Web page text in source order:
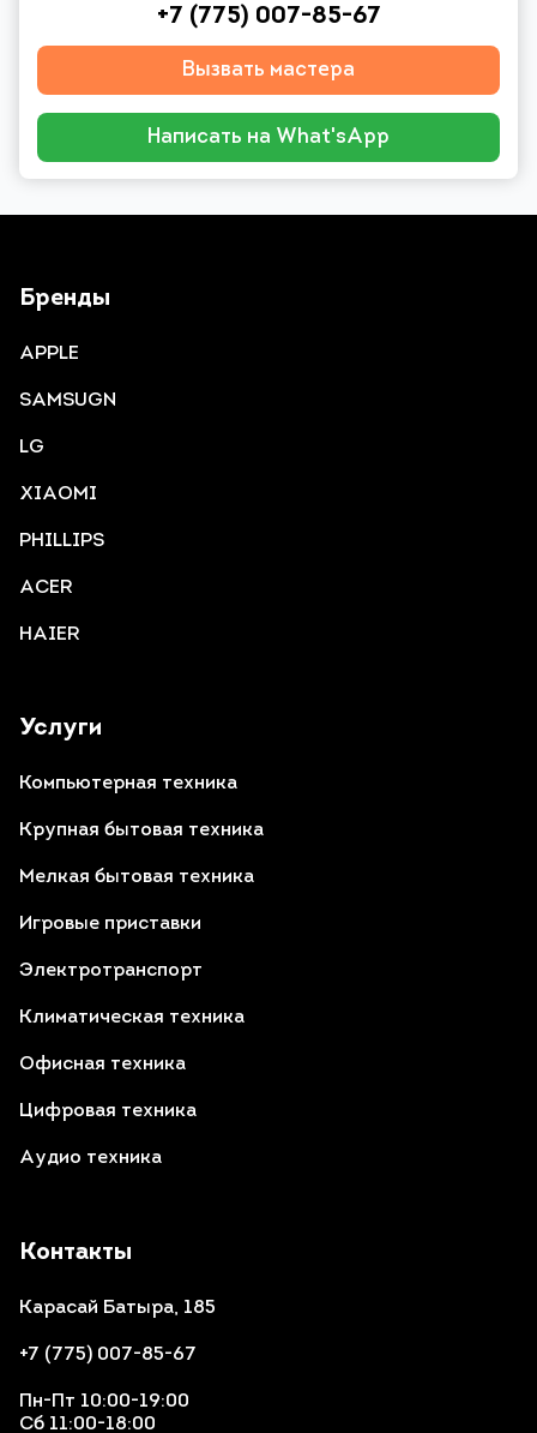
+7 (775) 007-85-67
Вызвать мастера
Написать на What'sApp
Контакты
Карасай Батыра, 185
+7 (775) 007-85-67
Пн-Пт 10:00-19:00
Сб 11:00-18:00
Услуги
Компьютерная техника
Крупная бытовая техника
Мелкая бытовая техника
Игровые приставки
Электротранспорт
Климатическая техника
Офисная техника
Цифровая техника
Аудио техника
Бренды
APPLE
SAMSUGN
LG
XIAOMI
PHILLIPS
ACER
HAIER